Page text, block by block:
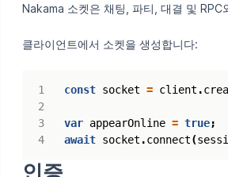
Nakama 소켓은 채팅, 파티, 대결 및
클라이언트에서 소켓을 생성합니다:
3
4
const socket = client .
var appearOnline = true;
await socket .connect(
인증